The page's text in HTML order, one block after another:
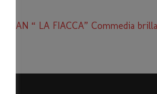
“ LA FIACCA” Commedia